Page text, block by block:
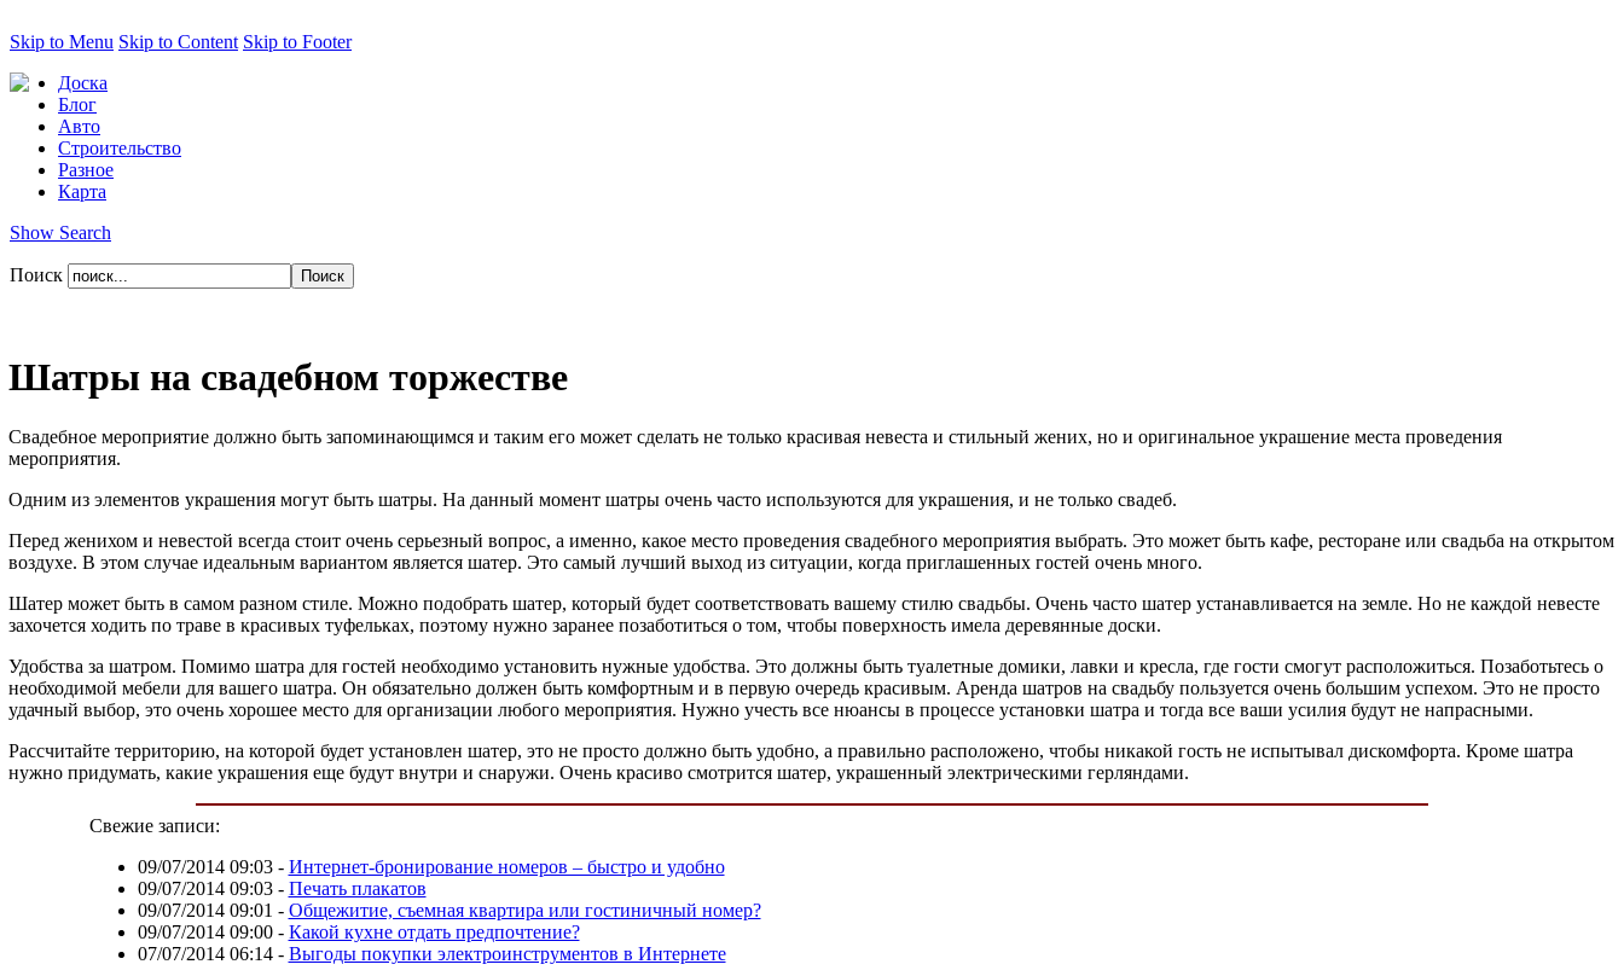
Skip to Menu Skip to Content Skip to Footer
Доска
Блог
Авто
Строительство
Разное
Карта
Show Search
Поиск
Шатры на свадебном торжестве
Свадебное мероприятие должно быть запоминающимся и таким его может сделать не только красивая невеста и стильный жених, но и оригинальное украшение места проведения
мероприятия.
Одним из элементов украшения могут быть шатры. На данный момент шатры очень часто используются для украшения, и не только свадеб.
Перед женихом и невестой всегда стоит очень серьезный вопрос, а именно, какое место проведения свадебного мероприятия выбрать. Это может быть кафе, ресторане или свадьба на открытом
воздухе. В этом случае идеальным вариантом является шатер. Это самый лучший выход из ситуации, когда приглашенных гостей очень много.
Шатер может быть в самом разном стиле. Можно подобрать шатер, который будет соответствовать вашему стилю свадьбы. Очень часто шатер устанавливается на земле. Но не каждой невесте
захочется ходить по траве в красивых туфельках, поэтому нужно заранее позаботиться о том, чтобы поверхность имела деревянные доски.
Удобства за шатром. Помимо шатра для гостей необходимо установить нужные удобства. Это должны быть туалетные домики, лавки и кресла, где гости смогут расположиться. Позаботьтесь о
необходимой мебели для вашего шатра. Он обязательно должен быть комфортным и в первую очередь красивым. Аренда шатров на свадьбу пользуется очень большим успехом. Это не просто
удачный выбор, это очень хорошее место для организации любого мероприятия. Нужно учесть все нюансы в процессе установки шатра и тогда все ваши усилия будут не напрасными.
Рассчитайте территорию, на которой будет установлен шатер, это не просто должно быть удобно, а правильно расположено, чтобы никакой гость не испытывал дискомфорта. Кроме шатра
нужно придумать, какие украшения еще будут внутри и снаружи. Очень красиво смотрится шатер, украшенный электрическими герляндами.
Свежие записи:
09/07/2014 09:03- Интернет-бронирование номеров – быстро и удобно
09/07/2014 09:03- Печать плакатов
09/07/2014 09:01 - Общежитие, съемная квартира или гостиничный номер?
09/07/2014 09:00- Какой кухне отдать предпочтение?
07/07/2014 06:14- Выгоды покупки электроинструментов в Интернете